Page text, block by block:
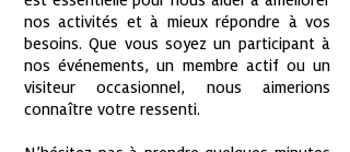
nos activités et à mieux répondre à vos
besoins. Que vous soyez un participant à
nos événements, un membre actif ou un
visiteur occasionnel, nous aimerions
connaître votre ressenti.